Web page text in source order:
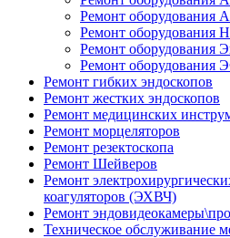
Ремонт оборудования
Ремонт оборудования
Ремонт оборудования
Ремонт оборудования
Ремонт гибких эндоскопов
Ремонт жестких эндоскопов
Ремонт медицинских
Ремонт морцеляторов
Ремонт резектоскопа
Ремонт Шейверов
Ремонт
коагуляторов (ЭХВЧ)
Ремонт
Техническое обслуживание